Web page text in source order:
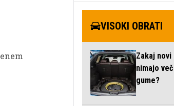
VISOKI OBRATI
Zakaj
nimajo
gume?